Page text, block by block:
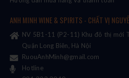
ANH MINH WINE & SPIRITS - CHẤT VỊ
NV 5B1-11 (P2-11) Khu đô thị mới
Quận Long Biên, Hà Nội
RuouAnhMinh@gmail.com
Hotline